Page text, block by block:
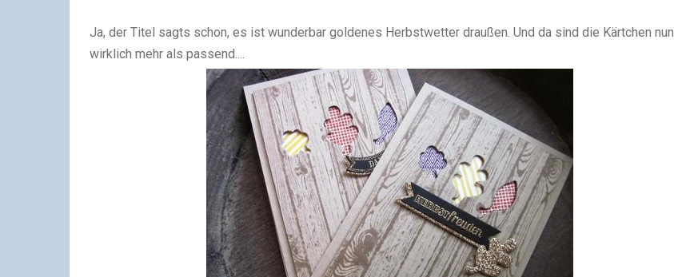
Ja, der Titel sagts schon, es ist wunderbar goldenes Herbstwetter draußen. Und da sind die Kärtchen nun
wirklich mehr als passend....